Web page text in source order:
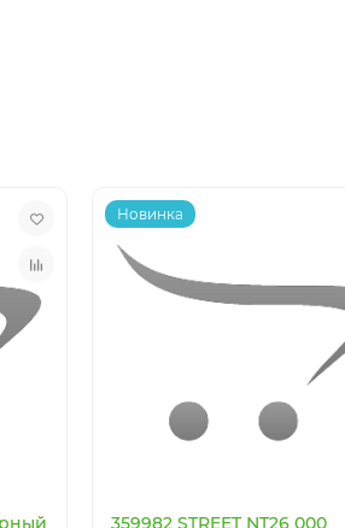
Новинка
359982 STREET NT26 000